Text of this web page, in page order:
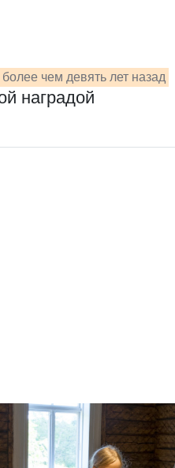
чем девять лет назад
наградой